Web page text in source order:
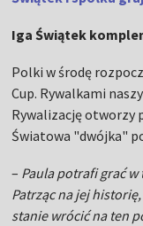
Iga Świątek
Polki w środę
Cup. Rywalkami
Rywalizację otworzy
Światowa "dwójka"
– Paula potrafi grać
Patrząc na jej
stanie wrócić na ten